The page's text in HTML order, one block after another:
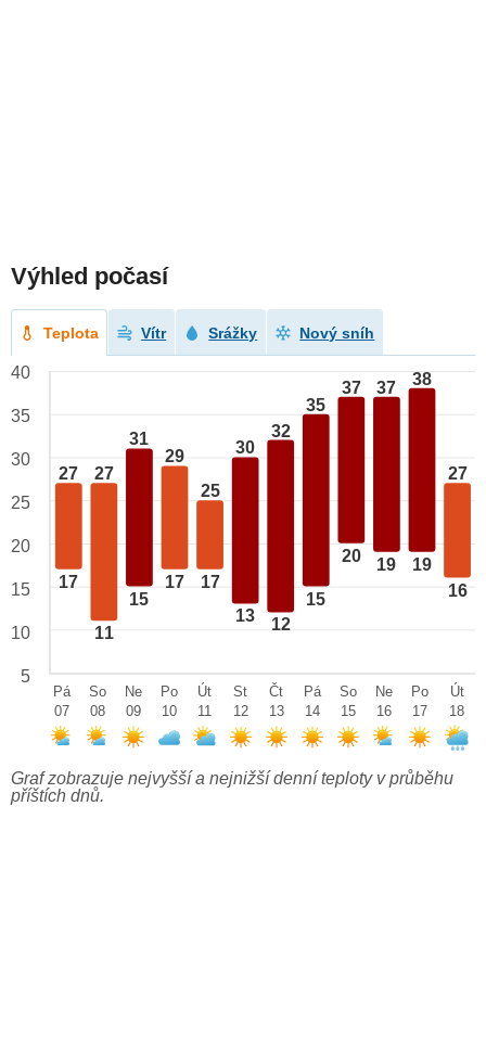
Výhled počasí
Teplota Vítr Srážky Nový sníh
27
17
27
11
31
15
29
17
25
17
30
13
32
12
35
15
37
20
37
19
38
19
27
16
40
35
30
25
20
15
10
5
Pá
07
So
08
Ne
09
Po
10
Út
11
St
12
Čt
13
Pá
14
So
15
Ne
16
Po
17
Út
18
Graf zobrazuje nejvyšší a nejnižší denní teploty v průběhu
příštích dnů.